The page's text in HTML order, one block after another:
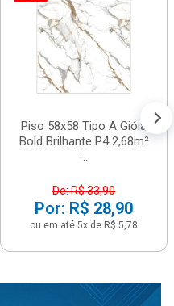
Piso 58x58 Tipo A Gióia
Bold Brilhante P4 2,68m²
-...
De: R$ 33,90
Por: R$ 28,90
ou em até 5x de R$ 5,78